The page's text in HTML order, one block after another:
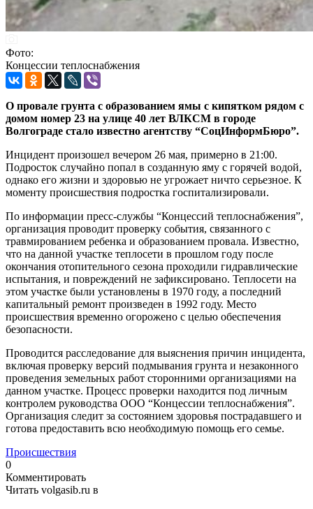
Фото:
Концессии теплоснабжения
О провале грунта с образованием ямы с кипятком рядом с
домом номер 23 на улице 40 лет ВЛКСМ в городе
Волгограде стало известно агентству “СоцИнформБюро”.
Инцидент произошел вечером 26 мая, примерно в 21:00.
Подросток случайно попал в созданную яму с горячей водой,
однако его жизни и здоровью не угрожает ничто серьезное. К
моменту происшествия подростка госпитализировали.
По информации пресс-службы “Концессий теплоснабжения”,
организация проводит проверку события, связанного с
травмированием ребенка и образованием провала. Известно,
что на данной участке теплосети в прошлом году после
окончания отопительного сезона проходили гидравлические
испытания, и повреждений не зафиксировано. Теплосети на
этом участке были установлены в 1970 году, а последний
капитальный ремонт произведен в 1992 году. Место
происшествия временно огорожено с целью обеспечения
безопасности.
Проводится расследование для выяснения причин инцидента,
включая проверку версий подмывания грунта и незаконного
проведения земельных работ сторонними организациями на
данном участке. Процесс проверки находится под личным
контролем руководства ООО “Концессии теплоснабжения”.
Организация следит за состоянием здоровья пострадавшего и
готова предоставить всю необходимую помощь его семье.
Происшествия
0
Комментировать
Читать volgasib.ru в